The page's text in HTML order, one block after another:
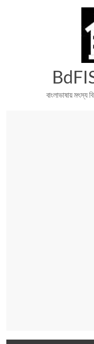
বাংলাভাষায় মৎস্য